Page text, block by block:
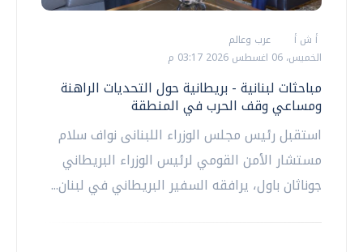
أ ش أ
عرب وعالم
الخميس، 06 اغسطس 2026 03:17 م
مباحثات لبنانية - بريطانية حول التحديات الراهنة
ومساعي وقف الحرب في المنطقة
استقبل رئيس مجلس الوزراء اللبنانى نواف سلام
مستشار الأمن القومي لرئيس الوزراء البريطاني
جوناثان باول، يرافقه السفير البريطاني في لبنان...